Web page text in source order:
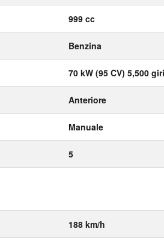
999 cc
Benzina
70 kW (95 CV) 5,500
Anteriore
Manuale
5
188 km/h